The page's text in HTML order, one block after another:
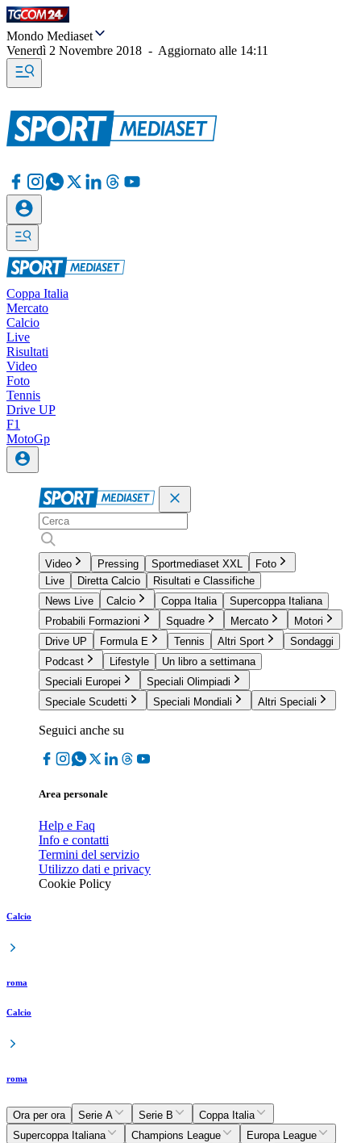
Mondo Mediaset
Venerdì 2 Novembre 2018 - Aggiornato alle 14:11
Coppa Italia
Mercato
Calcio
Live
Risultati
Video
Foto
Tennis
Drive UP
F1
MotoGp
Video Pressing Sportmediaset XXL
Foto
Live
Diretta Calcio
Risultati e Classifiche
News Live
Calcio Coppa Italia
Supercoppa Italiana
Probabili Formazioni
Squadre Mercato
Motori
Drive UP
Formula E Tennis Altri Sport
Sondaggi
Podcast
Lifestyle
Un libro a settimana
Speciali Europei
Speciali Olimpiadi
Speciale Scudetti
Speciali Mondiali Altri Speciali
Seguici anche su
Area personale
Help e Faq
Info e contatti
Termini del servizio
Utilizzo dati e privacy
Cookie Policy
Calcio
roma
Calcio
roma
Ora per ora Serie A Serie B
Coppa Italia
Supercoppa Italiana
Champions League
Europa League